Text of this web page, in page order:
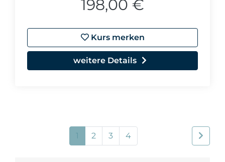
198,00 €
Kurs merken
weitere Details
1 2 3 4